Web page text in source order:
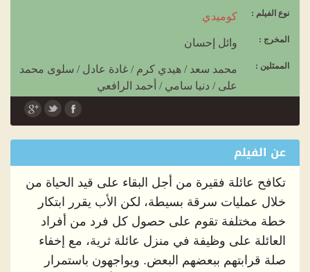
نوع الفيلم : كوميدي
المخرج : وائل إحسان
الممثلين : محمد سعد / هيدي كرم / غادة عادل / سلوى محمد
على / دنيا سامي / أحمد الرافعي
عن الفيلم
تكافح عائلة فقيرة من أجل البقاء على قيد الحياة من
خلال عمليات سرقة بسيطة، لكن الأب يقرر ابتكار
خطة مختلفة تقوم على حصول كل فرد من أفراد
العائلة على وظيفة في منزل عائلة ثرية، مع إخفاء
صلة قرابتهم ببعضهم البعض. ويواجهون باستمرار